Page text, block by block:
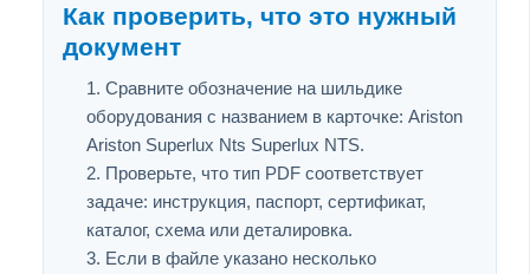
Как проверить, что это нужный
документ
Сравните обозначение на шильдике
оборудования с названием в карточке: Ariston
Ariston Superlux Nts Superlux NTS.
Проверьте, что тип PDF соответствует
задаче: инструкция, паспорт, сертификат,
каталог, схема или деталировка.
Если в файле указано несколько